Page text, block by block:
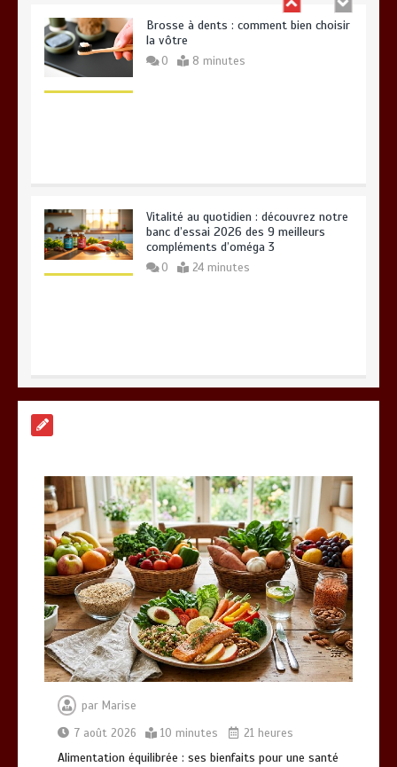
Brosse à dents : comment bien choisir
la vôtre
0 8 minutes
Vitalité au quotidien : découvrez notre
banc d’essai 2026 des 9 meilleurs
compléments d’oméga 3
0 24 minutes
Alimentation équilibrée : ses bienfaits
pour une santé durable
0 10 minutes
par Marise
7 août 2026
10 minutes 21 heures
Alimentation équilibrée : ses bienfaits pour une santé